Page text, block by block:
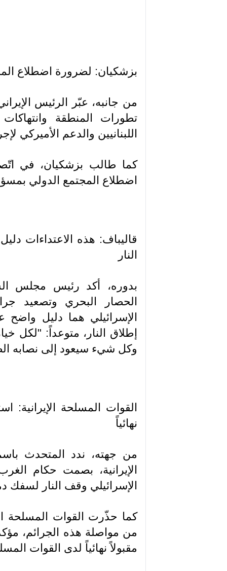
بزشكيان: لضرورة اضطلاع
من جانبه، عبّر الرئيس
تطورات المنطقة
اللبنانيين والدعم الأميركي
كما طالب بزشكيان، في
اضطلاع المجتمع الدولي
قاليباف: هذه الاعتداءات
النار
بدوره، أكد رئيس مجلس
الحصار البحري وتصعيد
الإسرائيلي هما دليل واضح
إطلاق النار، متوعداً: "لكل
وكل شيء سيعود إلى نصابه
القوات المسلحة الإيرانية:
نهائياً
من جهته، ندد المتحدث
الإيرانية، بصمت حكام
الإسرائيلي وقف النار لسفك دماء أكثر
كما حذّرت القوات المسلحة
من مواصلة هذه الجرائم،
مقبولاً نهائياً لدى القوات